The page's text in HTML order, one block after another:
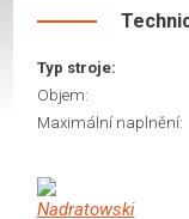
Typ stroje:
Objem:
Maximální naplnění: